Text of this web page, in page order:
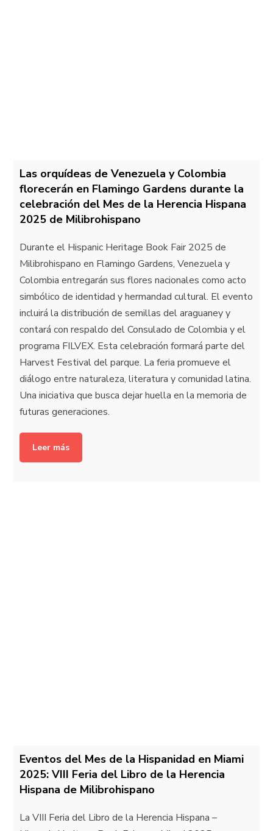
Las orquídeas de Venezuela y Colombia
florecerán en Flamingo Gardens durante la
celebración del Mes de la Herencia Hispana
2025 de Milibrohispano
Durante el Hispanic Heritage Book Fair 2025 de
Milibrohispano en Flamingo Gardens, Venezuela y
Colombia entregarán sus flores nacionales como acto
simbólico de identidad y hermandad cultural. El evento
incluirá la distribución de semillas del araguaney y
contará con respaldo del Consulado de Colombia y el
programa FILVEX. Esta celebración formará parte del
Harvest Festival del parque. La feria promueve el
diálogo entre naturaleza, literatura y comunidad latina.
Una iniciativa que busca dejar huella en la memoria de
futuras generaciones.
Leer más
Eventos del Mes de la Hispanidad en Miami
2025: VIII Feria del Libro de la Herencia
Hispana de Milibrohispano
La VIII Feria del Libro de la Herencia Hispana –